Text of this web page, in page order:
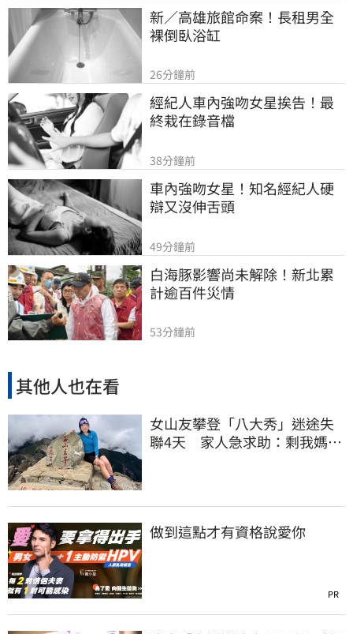
新／高雄旅館命案！長租男全
裸倒臥浴缸
26分鐘前
經紀人車內強吻女星挨告！最
終栽在錄音檔
38分鐘前
車內強吻女星！知名經紀人硬
辯又沒伸舌頭
49分鐘前
白海豚影響尚未解除！新北累
計逾百件災情
53分鐘前
其他人也在看
女山友攀登「八大秀」迷途失
聯4天 家人急求助：剩我媽還
做到這點才有資格說愛你
PR